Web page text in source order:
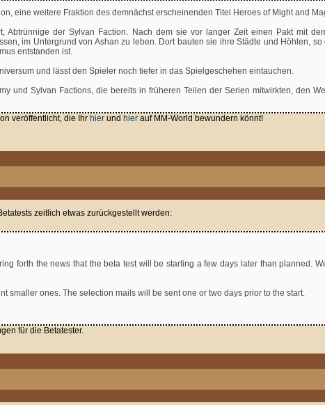
eine weitere Fraktion des demnächst erscheinenden Titel Heroes of Might and
Abtrünnige der Sylvan Faction. Nach dem sie vor langer Zeit einen Pakt mit
im Untergrund von Ashan zu leben. Dort bauten sie ihre Städte und Höhlen,
entstanden ist.
und lässt den Spieler noch tiefer in das Spielgeschehen eintauchen.
und Sylvan Factions, die bereits in früheren Teilen der Serien mitwirkten, den
veröffentlicht, die Ihr hier und hier auf MM-World bewundern könnt!
zeitlich etwas zurückgestellt werden:
forth the news that the beta test will be starting a few days later than planned.
smaller ones. The selection mails will be sent one or two days prior to the start.
für die Betatester.